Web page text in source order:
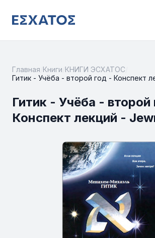
Главная Книги КНИГИ ЭСХАТОС
Гитик - Учёба - второй год - Конспект
Гитик - Учёба - второй
Конспект лекций -